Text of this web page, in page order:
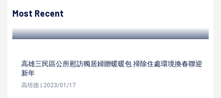
Most Recent
兒家庭負擔
高雄三民區公所慰訪獨居婦贈暖暖包 掃除住處環境換春聯迎
新年
高培德 | 2023/01/17